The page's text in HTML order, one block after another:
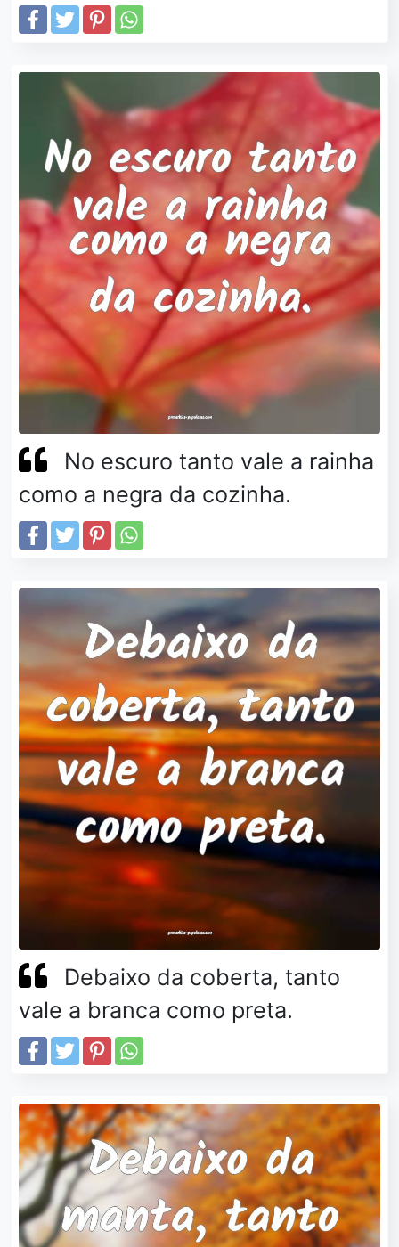
No escuro tanto vale a rainha
como a negra da cozinha.
Debaixo da coberta, tanto
vale a branca como preta.